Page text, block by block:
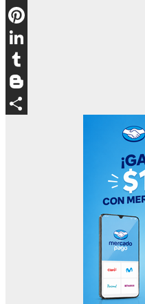
Email
Pinterest
LinkedIn
Tumblr
Blogger